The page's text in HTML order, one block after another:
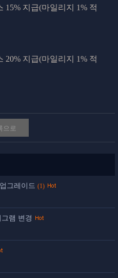
15% 지급(마일리지 1% 적
20% 지급(마일리지 1% 적
으로
그레이드 (1)
램 변경